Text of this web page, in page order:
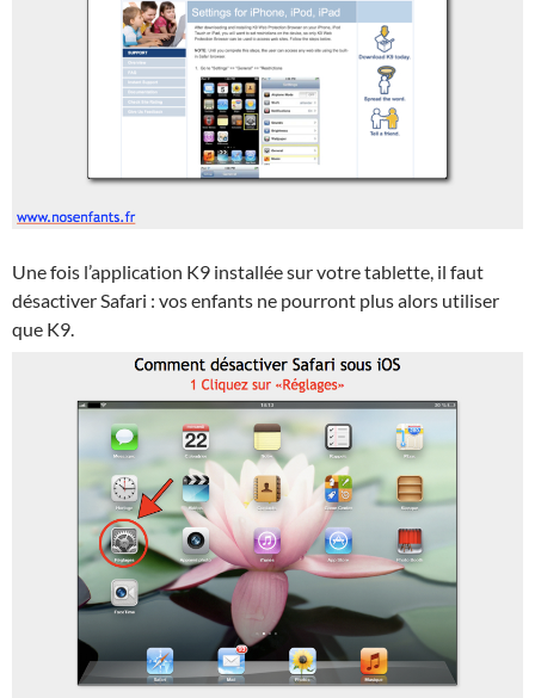
Une fois l’application K9 installée sur votre tablette, il faut
désactiver Safari : vos enfants ne pourront plus alors utiliser
que K9.